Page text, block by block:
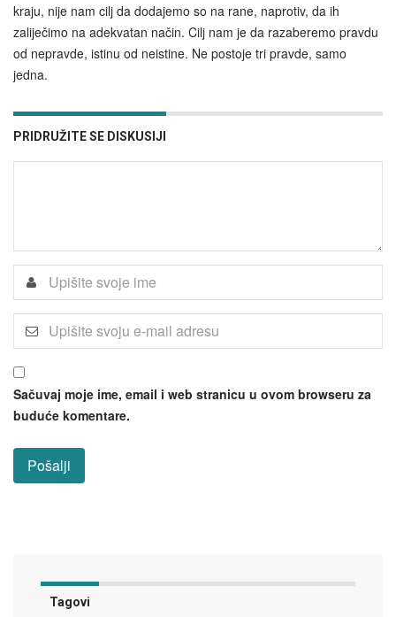
kraju, nije nam cilj da dodajemo so na rane, naprotiv, da ih
zaliječimo na adekvatan način. Cilj nam je da razaberemo pravdu
od nepravde, istinu od neistine. Ne postoje tri pravde, samo
jedna.
PRIDRUŽITE SE DISKUSIJI
Sačuvaj moje ime, email i web stranicu u ovom browseru za
buduće komentare.
Tagovi